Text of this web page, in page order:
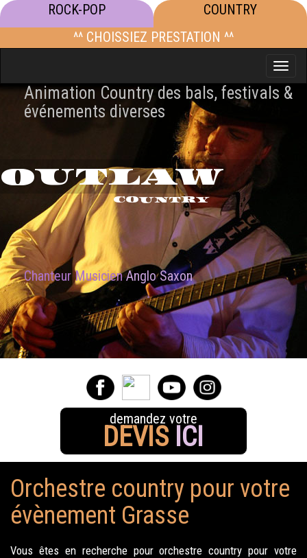
ROCK-POP
COUNTRY
^^ CHOISSIEZ PRESTATION ^^
Toggle
Animation Country des bals, festivals &
événements diverses
OUTLAW
COUNTRY
Chanteur MusicienAnglo Saxon
demandez votre
DEVIS ICI
Orchestre country pour votre
évènement Grasse
Vous êtes en recherche pour orchestre country pour votre